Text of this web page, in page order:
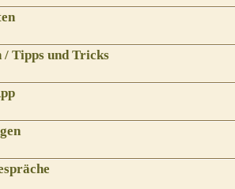
/ Tipps und Tricks